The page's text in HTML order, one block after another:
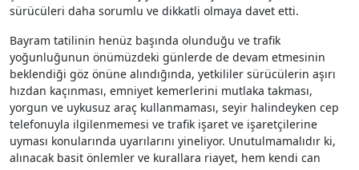
sürücüleri daha sorumlu ve dikkatli olmaya davet etti.
Bayram tatilinin henüz başında olunduğu ve trafik
yoğunluğunun önümüzdeki günlerde de devam etmesinin
beklendiği göz önüne alındığında, yetkililer sürücülerin aşırı
hızdan kaçınması, emniyet kemerlerini mutlaka takması,
yorgun ve uykusuz araç kullanmaması, seyir halindeyken cep
telefonuyla ilgilenmemesi ve trafik işaret ve işaretçilerine
uyması konularında uyarılarını yineliyor. Unutulmamalıdır ki,
alınacak basit önlemler ve kurallara riayet, hem kendi can